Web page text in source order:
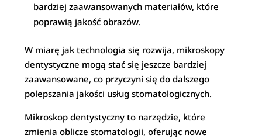
bardziej zaawansowanych materiałów, które
poprawią jakość obrazów.
W miarę jak technologia się rozwija, mikroskopy
dentystyczne mogą stać się jeszcze bardziej
zaawansowane, co przyczyni się do dalszego
polepszania jakości usług stomatologicznych.
Mikroskop dentystyczny to narzędzie, które
zmienia oblicze stomatologii, oferując nowe